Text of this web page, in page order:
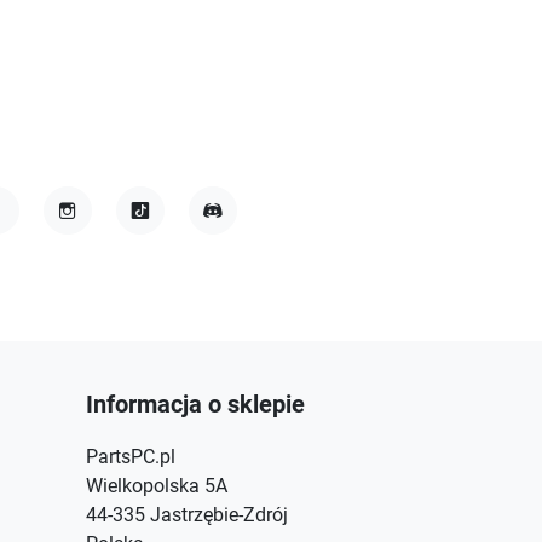
Informacja o sklepie
PartsPC.pl
Wielkopolska 5A
44-335 Jastrzębie-Zdrój